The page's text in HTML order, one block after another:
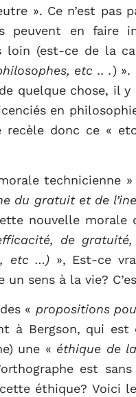
». Ce n’est pas
peuvent en faire
loin (est-ce de la
etc .. .) ».
quelque chose, il
en
recèle donc ce «
technicienne
du gratuit et de
nouvelle morale
de
etc …) », Est-ce
un sens à la vie?
« propositions
à Bergson, qui
une « éthique de
est
éthique? Voici